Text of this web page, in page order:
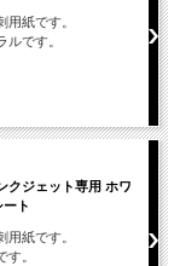
紙です。
です。
クジェット専用 ホワ
ト
紙です。
。